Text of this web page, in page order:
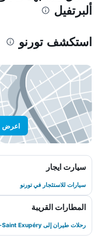
ألبرتفيل
استكشف تورنو
اعرض
سيارت ايجار
سيارات للاستئجار في تورنو
المطارات القريبة
رحلات طيران إلى Lyon-Saint Exupéry